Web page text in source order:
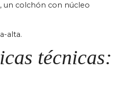
un colchón con núcleo
alta.
técnicas: